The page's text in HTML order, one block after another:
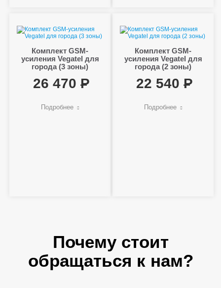
Комплект GSM-
усиления Vegatel для
города (3 зоны)
26 470
Подробнее
Комплект GSM-
усиления Vegatel для
города (2 зоны)
22 540
Подробнее
Почему стоит
обращаться к нам?